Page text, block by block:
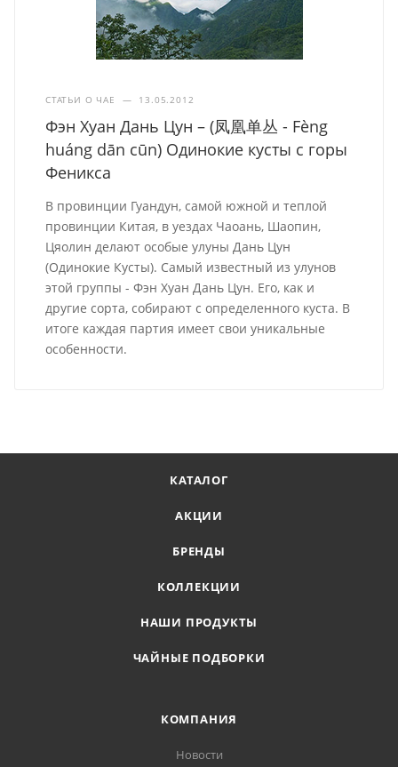
СТАТЬИ О ЧАЕ — 13.05.2012
Фэн Хуан Дань Цун – (凤凰单丛 - Fèng
huáng dān cūn) Одинокие кусты с горы
Феникса
В провинции Гуандун, самой южной и теплой
провинции Китая, в уездах Чаоань, Шаопин,
Цяолин делают особые улуны Дань Цун
(Одинокие Кусты). Самый известный из улунов
этой группы - Фэн Хуан Дань Цун. Его, как и
другие сорта, собирают с определенного куста. В
итоге каждая партия имеет свои уникальные
особенности.
КАТАЛОГ
АКЦИИ
БРЕНДЫ
КОЛЛЕКЦИИ
НАШИ ПРОДУКТЫ
ЧАЙНЫЕ ПОДБОРКИ
КОМПАНИЯ
Новости